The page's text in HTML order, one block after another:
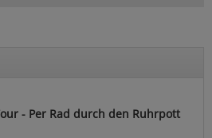
- Per Rad durch den Ruhrpott